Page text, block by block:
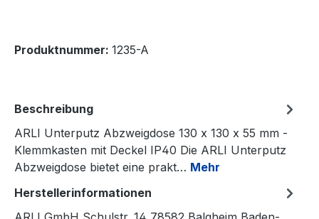
Produktnummer: 1235-A
Beschreibung
ARLI Unterputz Abzweigdose 130 x 130 x 55 mm -
Klemmkasten mit Deckel IP40 Die ARLI Unterputz
Abzweigdose bietet eine prakt… Mehr
Herstellerinformationen